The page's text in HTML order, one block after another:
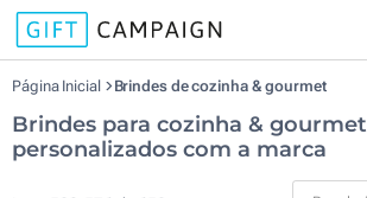
Página Inicial Brindes de cozinha & gourmet
Brindes para cozinha & gourmet
personalizados com a marca